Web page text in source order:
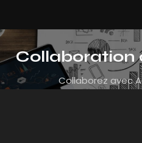
Collaborez avec